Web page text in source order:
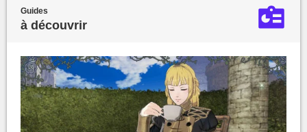
Guides
à découvrir